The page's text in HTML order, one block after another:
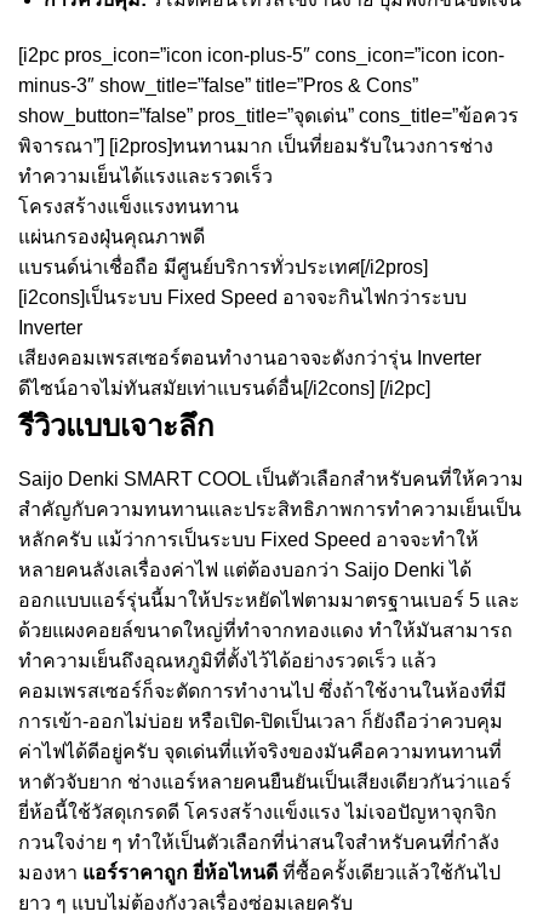
[i2pc pros_icon=”icon icon-plus-5″ cons_icon=”icon icon-
minus-3″ show_title=”false” title=”Pros & Cons”
show_button=”false” pros_title=”จุดเด่น” cons_title=”ข้อควร
พิจารณา”] [i2pros]ทนทานมาก เป็นที่ยอมรับในวงการช่าง
ทำความเย็นได้แรงและรวดเร็ว
โครงสร้างแข็งแรงทนทาน
แผ่นกรองฝุ่นคุณภาพดี
แบรนด์น่าเชื่อถือ มีศูนย์บริการทั่วประเทศ[/i2pros]
[i2cons]เป็นระบบ Fixed Speed อาจจะกินไฟกว่าระบบ
Inverter
เสียงคอมเพรสเซอร์ตอนทำงานอาจจะดังกว่ารุ่น Inverter
ดีไซน์อาจไม่ทันสมัยเท่าแบรนด์อื่น[/i2cons] [/i2pc]
รีวิวแบบเจาะลึก
Saijo Denki SMART COOL เป็นตัวเลือกสำหรับคนที่ให้ความ
สำคัญกับความทนทานและประสิทธิภาพการทำความเย็นเป็น
หลักครับ แม้ว่าการเป็นระบบ Fixed Speed อาจจะทำให้
หลายคนลังเลเรื่องค่าไฟ แต่ต้องบอกว่า Saijo Denki ได้
ออกแบบแอร์รุ่นนี้มาให้ประหยัดไฟตามมาตรฐานเบอร์ 5 และ
ด้วยแผงคอยล์ขนาดใหญ่ที่ทำจากทองแดง ทำให้มันสามารถ
ทำความเย็นถึงอุณหภูมิที่ตั้งไว้ได้อย่างรวดเร็ว แล้ว
คอมเพรสเซอร์ก็จะตัดการทำงานไป ซึ่งถ้าใช้งานในห้องที่มี
การเข้า-ออกไม่บ่อย หรือเปิด-ปิดเป็นเวลา ก็ยังถือว่าควบคุม
ค่าไฟได้ดีอยู่ครับ จุดเด่นที่แท้จริงของมันคือความทนทานที่
หาตัวจับยาก ช่างแอร์หลายคนยืนยันเป็นเสียงเดียวกันว่าแอร์
ยี่ห้อนี้ใช้วัสดุเกรดดี โครงสร้างแข็งแรง ไม่เจอปัญหาจุกจิก
กวนใจง่าย ๆ ทำให้เป็นตัวเลือกที่น่าสนใจสำหรับคนที่กำลัง
มองหา แอร์ราคาถูก ยี่ห้อไหนดี ที่ซื้อครั้งเดียวแล้วใช้กันไป
ยาว ๆ แบบไม่ต้องกังวลเรื่องซ่อมเลยครับ